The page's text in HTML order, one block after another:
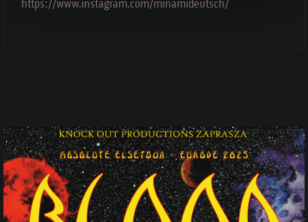
https://www.instagram.com/minamideutsch/